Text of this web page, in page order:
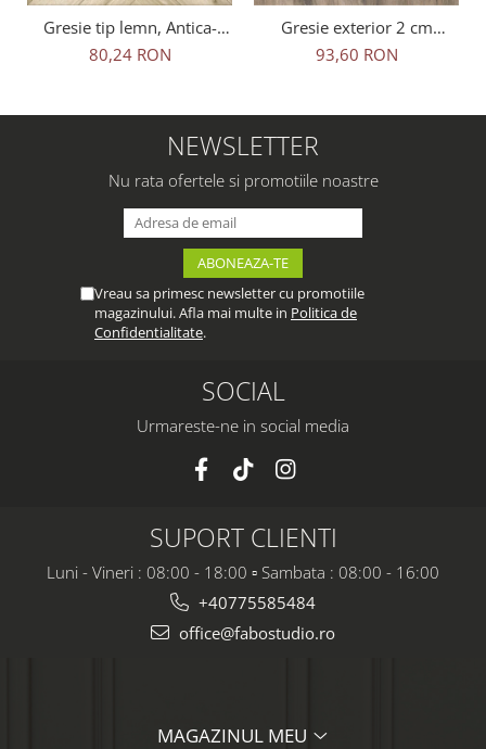
Gresie tip lemn, Antica-
Rustic Natural 6093, 45x45
cm, portelanata, bej, finisaj
80,24 RON
Gresie exterior 2 cm
Natura Wood Oak Outdoor
maro, 0.73mp/cut
93,60 RON
NEWSLETTER
Nu rata ofertele si promotiile noastre
Vreau sa primesc newsletter cu promotiile
magazinului. Afla mai multe in Politica de
Confidentialitate.
SOCIAL
Urmareste-ne in social media
SUPORT CLIENTI
Luni - Vineri : 08:00 - 18:00 ▫️ Sambata : 08:00 - 16:00
+40775585484
office@fabostudio.ro
MAGAZINUL MEU